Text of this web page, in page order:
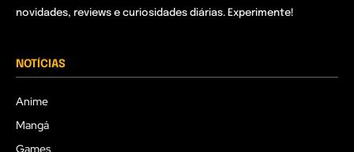
novidades, reviews e curiosidades diárias. Experimente!
NOTÍCIAS
Anime
Mangá
Games